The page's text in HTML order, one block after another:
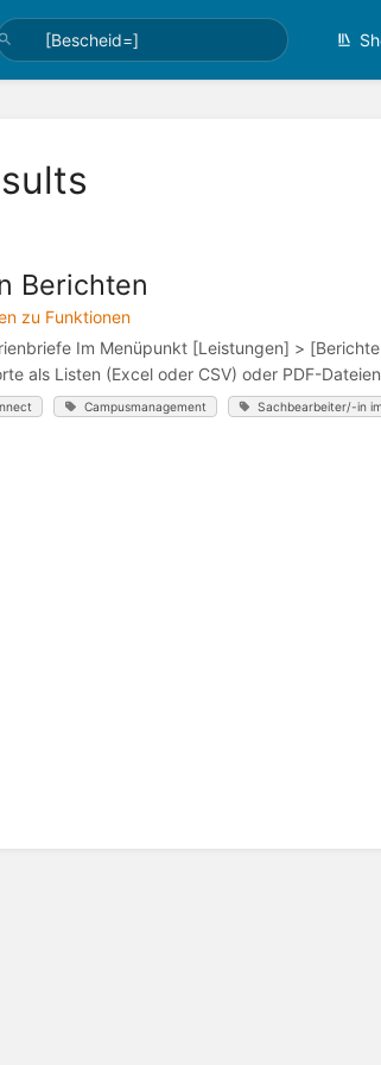
Berichten
zu Funktionen
Im Menüpunkt [Leistungen] >
als Listen (Excel oder CSV) oder PDF-
Campusmanagement Sachbearbeiter/-in